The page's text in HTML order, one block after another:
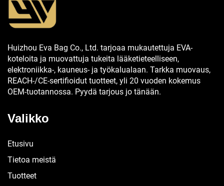
Huizhou Eva Bag Co., Ltd. tarjoaa mukautettuja EVA-
koteloita ja muovattuja tukeita lääketieteelliseen,
elektroniikka-, kauneus- ja työkalualaan. Tarkka muovaus,
REACH-/CE-sertifioidut tuotteet, yli 20 vuoden kokemus
OEM-tuotannossa. Pyydä tarjous jo tänään.
Valikko
Etusivu
Tietoa meistä
Tuotteet